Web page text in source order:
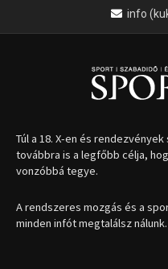
1035 Budapest,